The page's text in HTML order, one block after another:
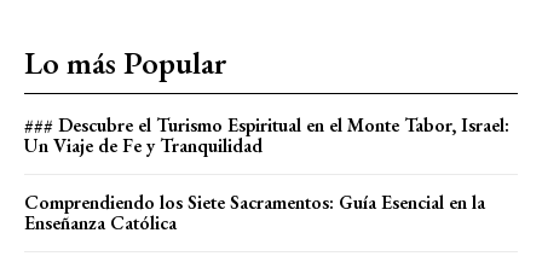
Lo más Popular
### Descubre el Turismo Espiritual en el Monte Tabor, Israel:
Un Viaje de Fe y Tranquilidad
Comprendiendo los Siete Sacramentos: Guía Esencial en la
Enseñanza Católica